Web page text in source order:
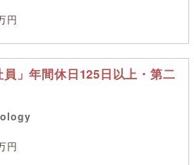
円
」年間休日125日以上・第二
円